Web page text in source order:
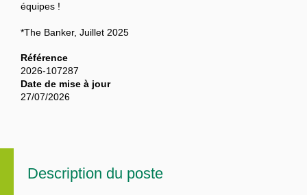
Description du poste
équipes !
*The Banker, Juillet 2025
Référence
2026-107287
Date de mise à jour
27/07/2026